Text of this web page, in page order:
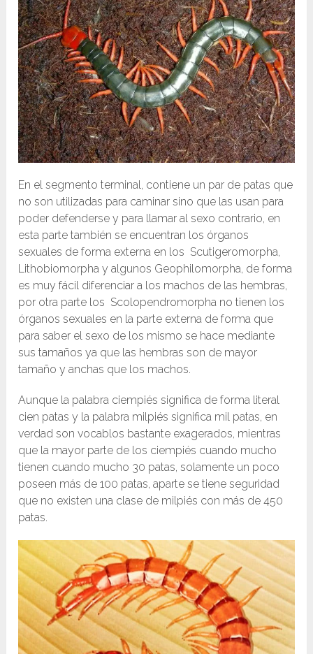
En el segmento terminal, contiene un par de patas que
no son utilizadas para caminar sino que las usan para
poder defenderse y para llamar al sexo contrario, en
esta parte también se encuentran los órganos
sexuales de forma externa en los Scutigeromorpha,
Lithobiomorpha y algunos Geophilomorpha, de forma
es muy fácil diferenciar a los machos de las hembras,
por otra parte los Scolopendromorpha no tienen los
órganos sexuales en la parte externa de forma que
para saber el sexo de los mismo se hace mediante
sus tamaños ya que las hembras son de mayor
tamaño y anchas que los machos.
Aunque la palabra ciempiés significa de forma literal
cien patas y la palabra milpiés significa mil patas, en
verdad son vocablos bastante exagerados, mientras
que la mayor parte de los ciempiés cuando mucho
tienen cuando mucho 30 patas, solamente un poco
poseen más de 100 patas, aparte se tiene seguridad
que no existen una clase de milpiés con más de 450
patas.